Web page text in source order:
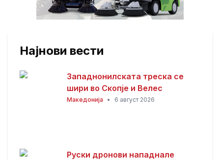
Најнови вести
Западнонилската треска се
шири во Скопје и Велес
Македонија • 6 август 2026
Руски дронови нападнале